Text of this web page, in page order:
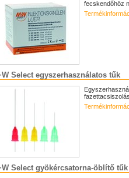
fecskendőhöz
Select egyszerhasználatos tűk
Select gyökércsatorna-öblítő tűk